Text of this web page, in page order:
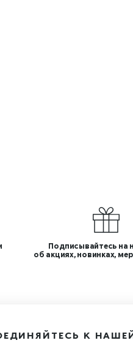
Подписывайтесь на
об акциях, новинках,
К